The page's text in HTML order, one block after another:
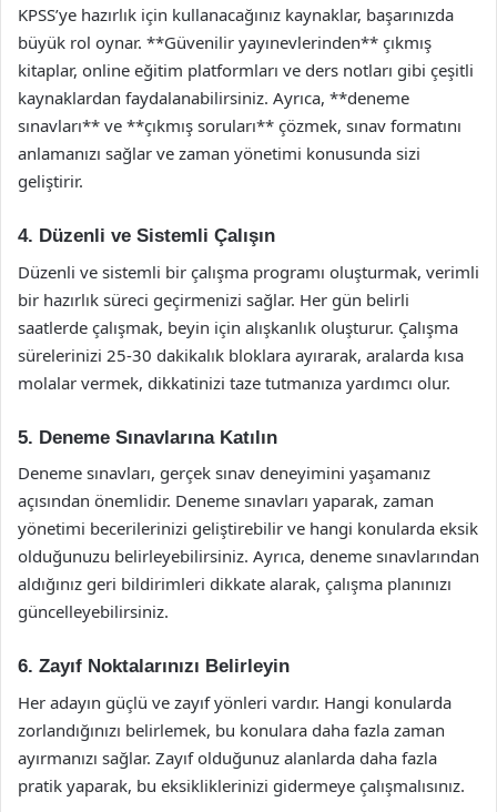
KPSS’ye hazırlık için kullanacağınız kaynaklar, başarınızda
büyük rol oynar. **Güvenilir yayınevlerinden** çıkmış
kitaplar, online eğitim platformları ve ders notları gibi çeşitli
kaynaklardan faydalanabilirsiniz. Ayrıca, **deneme
sınavları** ve **çıkmış soruları** çözmek, sınav formatını
anlamanızı sağlar ve zaman yönetimi konusunda sizi
geliştirir.
4. Düzenli ve Sistemli Çalışın
Düzenli ve sistemli bir çalışma programı oluşturmak, verimli
bir hazırlık süreci geçirmenizi sağlar. Her gün belirli
saatlerde çalışmak, beyin için alışkanlık oluşturur. Çalışma
sürelerinizi 25-30 dakikalık bloklara ayırarak, aralarda kısa
molalar vermek, dikkatinizi taze tutmanıza yardımcı olur.
5. Deneme Sınavlarına Katılın
Deneme sınavları, gerçek sınav deneyimini yaşamanız
açısından önemlidir. Deneme sınavları yaparak, zaman
yönetimi becerilerinizi geliştirebilir ve hangi konularda eksik
olduğunuzu belirleyebilirsiniz. Ayrıca, deneme sınavlarından
aldığınız geri bildirimleri dikkate alarak, çalışma planınızı
güncelleyebilirsiniz.
6. Zayıf Noktalarınızı Belirleyin
Her adayın güçlü ve zayıf yönleri vardır. Hangi konularda
zorlandığınızı belirlemek, bu konulara daha fazla zaman
ayırmanızı sağlar. Zayıf olduğunuz alanlarda daha fazla
pratik yaparak, bu eksikliklerinizi gidermeye çalışmalısınız.